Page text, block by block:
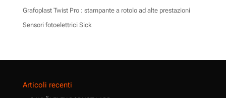
Grafoplast Twist Pro : stampante a rotolo ad alte prestazioni
Sensori fotoelettrici Sick
Articoli recenti